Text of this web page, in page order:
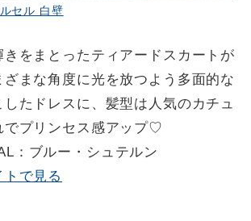
セル 白壁
きをまとったティアードスカートが
まな角度に光を放つよう多面的な
したドレスに、髪型は人気のカチュ
でプリンセス感アップ♡
：ブルー・シュテルン
で見る